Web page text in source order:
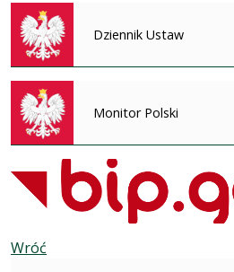
Dziennik Ustaw
Monitor Polski
Wróć